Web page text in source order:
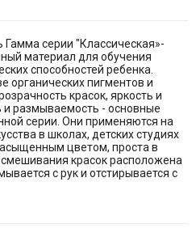
серии "Классическая»-
материал для обучения
способностей ребенка.
органических пигментов и
красок, яркость и
и размываемость - основные
серии. Они применяются на
в школах, детских студиях
цветом, проста в
красок расположена
с рук и отстирывается с